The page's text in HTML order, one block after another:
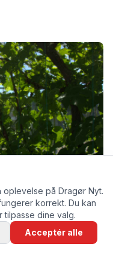
skal vande
på Dragør Nyt.
korrekt. Du kan
dine valg.
Acceptér alle